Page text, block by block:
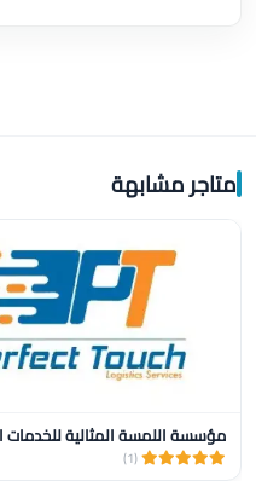
متاجر مشابهة
(1)